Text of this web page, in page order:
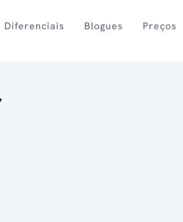
Diferenciais Blogues Preços